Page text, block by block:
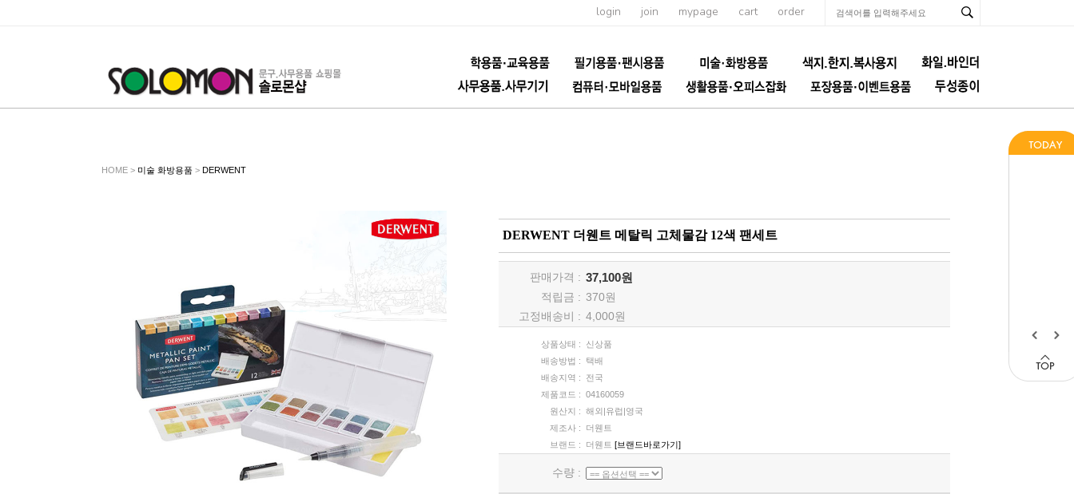
login join mypage cart order
HOME > 미술 화방용품 > DERWENT
DERWENT 더웬트 메탈릭 고체물감 12색 팬세트
판매가격 : 37,100원
적립금 : 370원
고정배송비 : 4,000원
상품상태 :
신상품
배송방법 :
택배
배송지역 :
전국
제품코드 : 04160059
원산지 : 해외|유럽|영국
제조사 :
더웬트
브랜드 :
더웬트 [브랜드바로가기]
수량 :